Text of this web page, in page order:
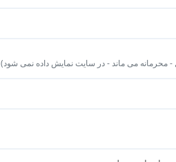
- محرمانه می ماند - در سایت نمایش داده نمی شود)